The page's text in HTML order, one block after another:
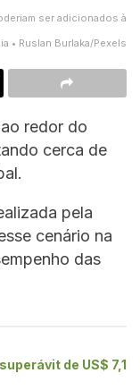
ser adicionados à
• Ruslan Burlaka/Pexels
redor do
cerca de
pela
cenário na
das
de US$ 7,1